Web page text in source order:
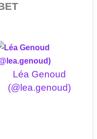
Léa Genoud
(@lea.genoud)